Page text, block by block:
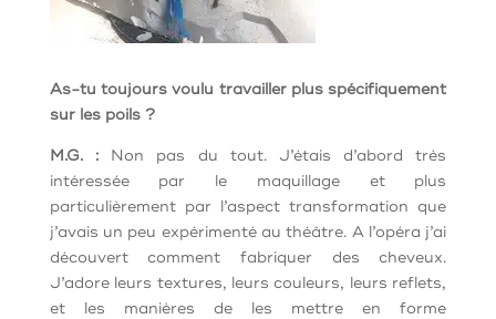
As-tu toujours voulu travailler plus spécifiquement
sur les poils ?
M.G. : Non pas du tout. J’étais d’abord très
intéressée par le maquillage et plus
particulièrement par l’aspect transformation que
j’avais un peu expérimenté au théâtre. A l’opéra j’ai
découvert comment fabriquer des cheveux.
J’adore leurs textures, leurs couleurs, leurs reflets,
et les manières de les mettre en forme